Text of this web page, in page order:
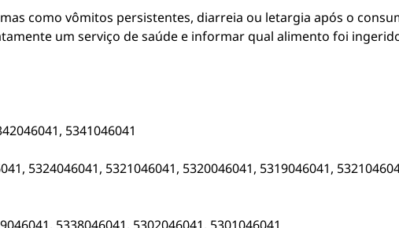
como vômitos persistentes, diarreia ou letargia após o
um serviço de saúde e informar qual alimento foi
5341046041
5324046041, 5321046041, 5320046041, 5319046041,